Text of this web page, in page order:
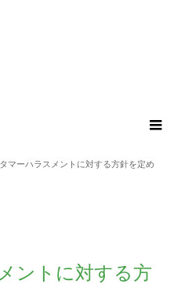
マーハラスメントに対する方針を定め
ントに対する方